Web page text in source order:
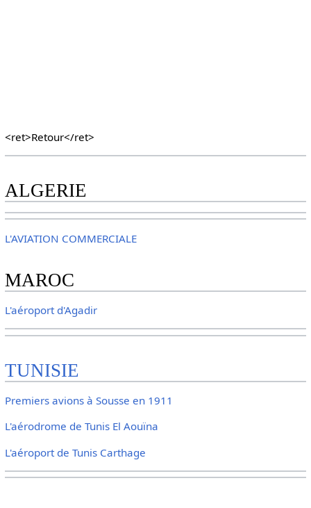
<ret>Retour</ret>
ALGERIE
L'AVIATION COMMERCIALE
MAROC
L'aéroport d'Agadir
TUNISIE
Premiers avions à Sousse en 1911
L'aérodrome de Tunis El Aouïna
L'aéroport de Tunis Carthage